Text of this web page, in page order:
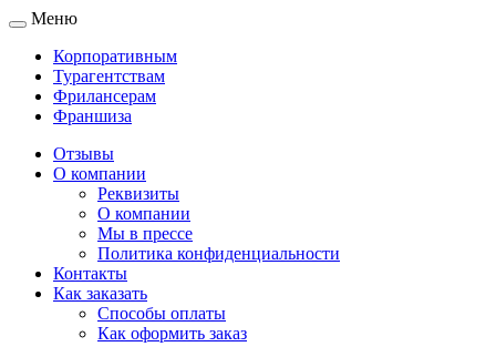
Toggle
navigation
Меню
Корпоративным
Турагентствам
Фрилансерам
Франшиза
Отзывы
О компании
Реквизиты
О компании
Мы в прессе
Политика конфиденциальности
Контакты
Как заказать
Способы оплаты
Как оформить заказ